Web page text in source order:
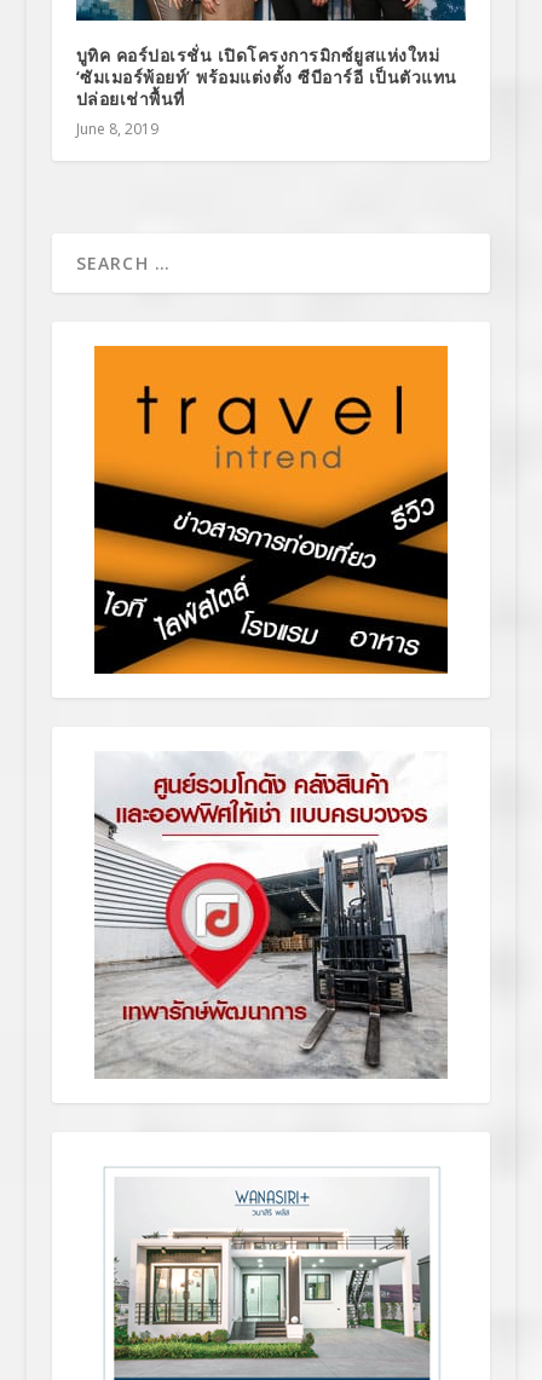
บูทิค คอร์ปอเรชั่น เปิดโครงการมิกซ์ยูสแห่งใหม่
‘ซัมเมอร์พ้อยท์’ พร้อมแต่งตั้ง ซีบีอาร์อี เป็นตัวแทน
ปล่อยเช่าพื้นที่
June 8, 2019